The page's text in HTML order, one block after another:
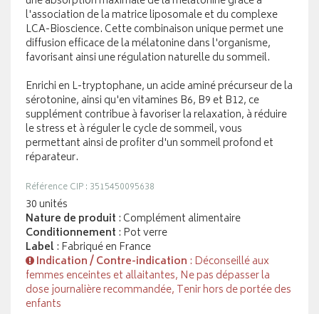
l'association de la matrice liposomale et du complexe
LCA-Bioscience. Cette combinaison unique permet une
diffusion efficace de la mélatonine dans l'organisme,
favorisant ainsi une régulation naturelle du sommeil.
Enrichi en L-tryptophane, un acide aminé précurseur de la
sérotonine, ainsi qu'en vitamines B6, B9 et B12, ce
supplément contribue à favoriser la relaxation, à réduire
le stress et à réguler le cycle de sommeil, vous
permettant ainsi de profiter d'un sommeil profond et
réparateur.
Référence CIP : 3515450095638
30 unités
Nature de produit : Complément alimentaire
Conditionnement : Pot verre
Label: Fabriqué en France
Indication / Contre-indication : Déconseillé aux
femmes enceintes et allaitantes, Ne pas dépasser la
dose journalière recommandée, Tenir hors de portée des
enfants